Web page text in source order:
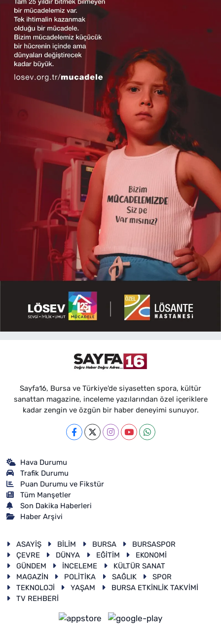
Sayfa16, Bursa ve Türkiye'de siyasetten spora, kültür
sanattan magazine, inceleme yazılarından özel içeriklere
kadar zengin ve özgün bir haber deneyimi sunuyor.
Hava Durumu
Trafik Durumu
Puan Durumu ve Fikstür
Tüm Manşetler
Son Dakika Haberleri
Haber Arşivi
ASAYİŞ BİLİM BURSA
BURSASPOR
ÇEVRE
DÜNYA EĞİTİM
EKONOMİ
GÜNDEM
İNCELEME
KÜLTÜR SANAT
MAGAZİN
POLİTİKA SAĞLIK
SPOR
TEKNOLOJİ
YAŞAM
BURSA ETKİNLİK TAKVİMİ
TV REHBERİ